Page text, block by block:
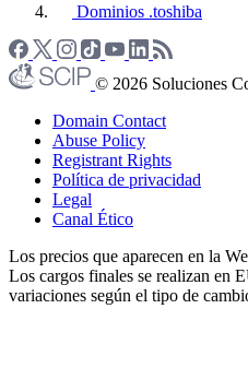
Dominios .toshiba
© 2026 Soluciones
Domain Contact
Abuse Policy
Registrant Rights
Política de privacidad
Legal
Canal Ético
Los precios que aparecen en la
Los cargos finales se realizan en
variaciones según el tipo de